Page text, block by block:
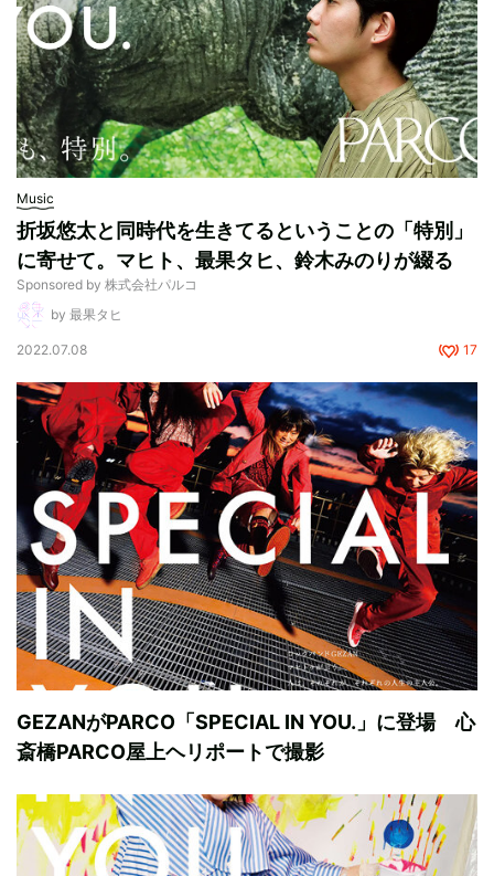
Music
折坂悠太と同時代を生きてるということの「特別」
に寄せて。マヒト、最果タヒ、鈴木みのりが綴る
Sponsored by 株式会社パルコ
by 最果タヒ
2022.07.08 17
GEZANがPARCO「SPECIAL IN YOU.」に登場 心
斎橋PARCO屋上ヘリポートで撮影